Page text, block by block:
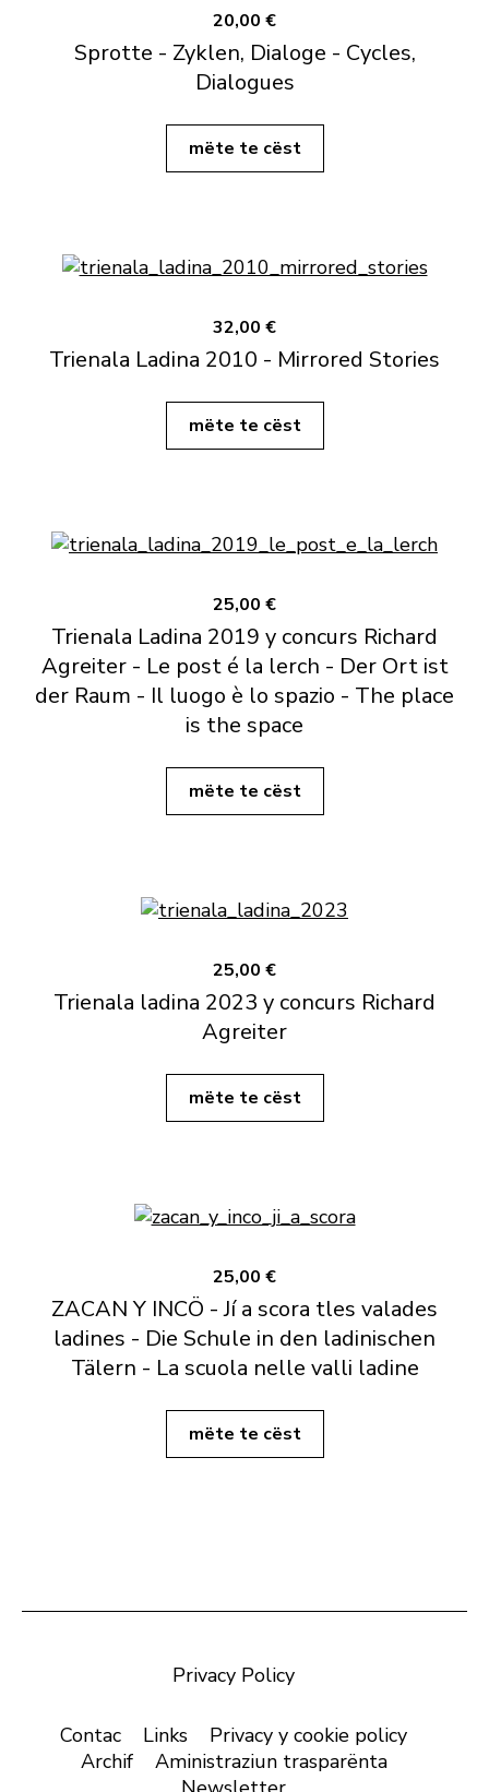
20,00 €
Sprotte - Zyklen, Dialoge - Cycles,
Dialogues
mëte te cëst
32,00 €
Trienala Ladina 2010 - Mirrored Stories
mëte te cëst
25,00 €
Trienala Ladina 2019 y concurs Richard
Agreiter - Le post é la lerch - Der Ort ist
der Raum - Il luogo è lo spazio - The place
is the space
mëte te cëst
25,00 €
Trienala ladina 2023 y concurs Richard
Agreiter
mëte te cëst
25,00 €
ZACAN Y INCÖ - Jí a scora tles valades
ladines - Die Schule in den ladinischen
Tälern - La scuola nelle valli ladine
mëte te cëst
Privacy Policy
Contac Links
Privacy y cookie policy
Archif
Aministraziun trasparënta